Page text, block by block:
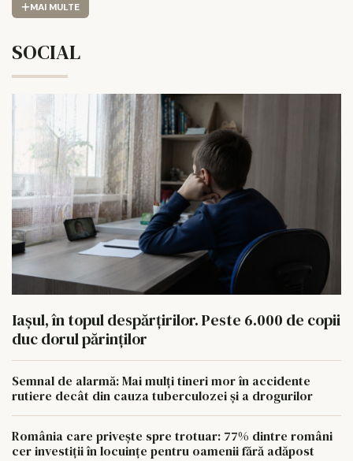
MAI MULTE
SOCIAL
Iașul, în topul despărțirilor. Peste 6.000 de copii
duc dorul părinților
Semnal de alarmă: Mai mulți tineri mor în accidente
rutiere decât din cauza tuberculozei și a drogurilor
România care privește spre trotuar: 77% dintre români
cer investiții în locuințe pentru oamenii fără adăpost